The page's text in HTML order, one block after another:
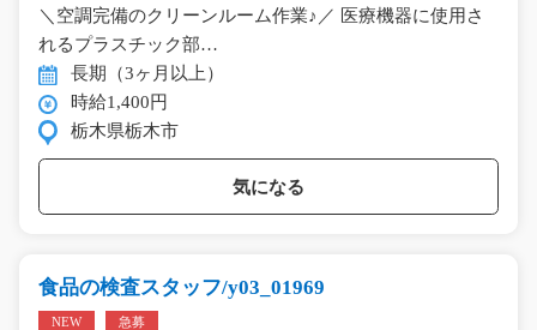
＼空調完備のクリーンルーム作業♪／ 医療機器に使用さ
れるプラスチック部…
長期（3ヶ月以上）
時給1,400円
栃木県栃木市
気になる
食品の検査スタッフ/y03_01969
NEW 急募